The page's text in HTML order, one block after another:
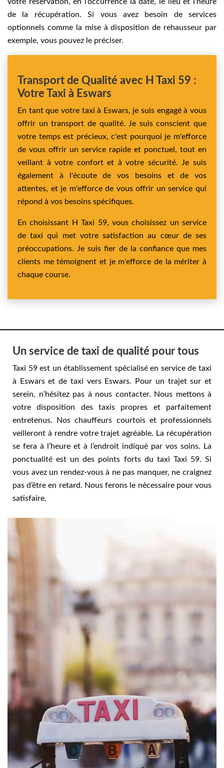
de la récupération. Si vous avez besoin de services
optionnels comme la mise à disposition de rehausseur par
exemple, vous pouvez le préciser.
Transport de Qualité avec H Taxi 59 :
Votre Taxi à Eswars
En tant que votre taxi à Eswars, je suis engagé à vous
offrir un transport de qualité. Je suis conscient que
votre temps est précieux, c'est pourquoi je m'efforce
de vous offrir un service rapide et ponctuel, tout en
veillant à votre confort et à votre sécurité. Je suis
également à l'écoute de vos besoins et de vos
attentes, et je m'efforce de vous offrir un service qui
répond à vos besoins spécifiques.
En choisissant H Taxi 59, vous choisissez un service
de taxi qui met votre satisfaction au cœur de ses
préoccupations. Je suis fier de la confiance que mes
clients me témoignent et je m'efforce de la mériter à
chaque course.
Un service de taxi de qualité pour tous
Taxi 59 est un établissement spécialisé en service de taxi
à Eswars et de taxi vers Eswars. Pour un trajet sur et
serein, n’hésitez pas à nous contacter. Nous mettons à
votre disposition des taxis propres et parfaitement
entretenus. Nos chauffeurs courtois et professionnels
veilleront à rendre votre trajet agréable. La récupération
se fera à l’heure et à l’endroit indiqué par vos soins. La
ponctualité est un des points forts du taxi Taxi 59. Si
vous avez un rendez-vous à ne pas manquer, ne craignez
pas d’être en retard. Nous ferons le nécessaire pour vous
satisfaire.